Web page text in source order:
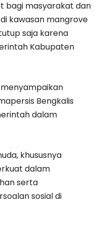
bagi masyarakat dan
kawasan mangrove
saja karena
Kabupaten
Bengkalis
dalam
khususnya
dalam
serta
sosial di